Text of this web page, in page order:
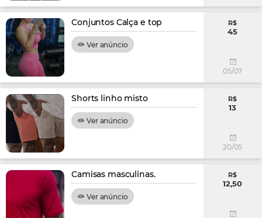
Conjuntos Calça e top
Ver anúncio
R$
45
05/07
Shorts linho misto
Ver anúncio
R$
13
20/05
Camisas masculinas.
Ver anúncio
R$
12,50